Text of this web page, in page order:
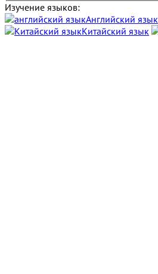
Изучение языков:
Английский язык
Китайский язык